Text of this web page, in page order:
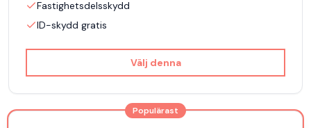
Fastighetsdelsskydd
ID-skydd gratis
Välj denna
Populärast